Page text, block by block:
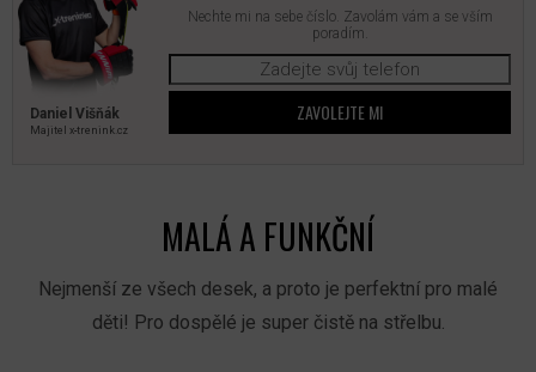
Daniel Višňák
Majitel x‑trenink.cz
Nechte mi na sebe číslo. Zavolám vám a se vším
poradím.
ZAVOLEJTE MI
MALÁ A FUNKČNÍ
Nejmenší ze všech desek, a proto je perfektní pro malé
děti! Pro dospělé je super čistě na střelbu.